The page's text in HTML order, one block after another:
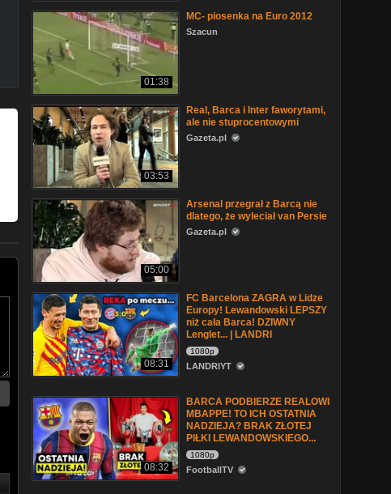
01:38
MC- piosenka na Euro 2012
Szacun
03:53
Real, Barca i Inter faworytami,
ale nie stuprocentowymi
Gazeta.pl
05:00
Arsenal przegrał z Barcą nie
dlatego, że wyleciał van Persie
Gazeta.pl
08:31
FC Barcelona ZAGRA w Lidze
Europy! Lewandowski LEPSZY
niż cała Barca! DZIWNY
Lenglet... | LANDRI
1080p
LANDRIYT
08:32
BARCA PODBIERZE REALOWI
MBAPPE! TO ICH OSTATNIA
NADZIEJA? BRAK ZŁOTEJ
PIŁKI LEWANDOWSKIEGO...
1080p
FootballTV